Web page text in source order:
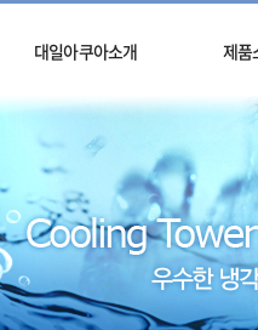
대일아쿠아소개 제품